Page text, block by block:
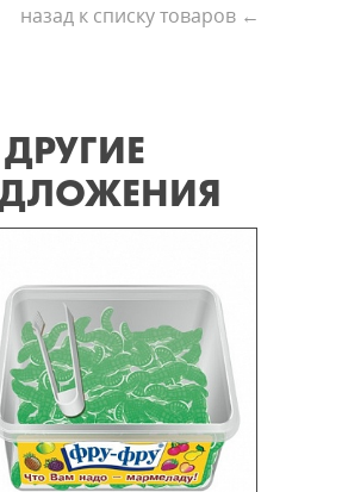
назад к списку товаров ←
ДРУГИЕ